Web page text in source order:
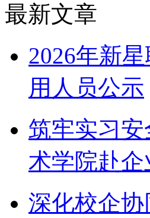
最新文章
2026年新
用人员公示
筑牢实习
术学院赴
深化校企